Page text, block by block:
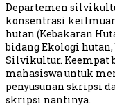
Departemen
konsentrasi
hutan (Kebakaran
bidang Ekologi
Silvikultur. Keempat
mahasiswa untuk
penyusunan skripsi
skripsi nantinya.